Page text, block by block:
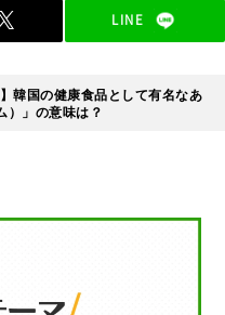
LINE
】韓国の健康食品として有名なあ
）」の意味は？